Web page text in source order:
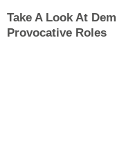
Take A Look At
Provocative Roles